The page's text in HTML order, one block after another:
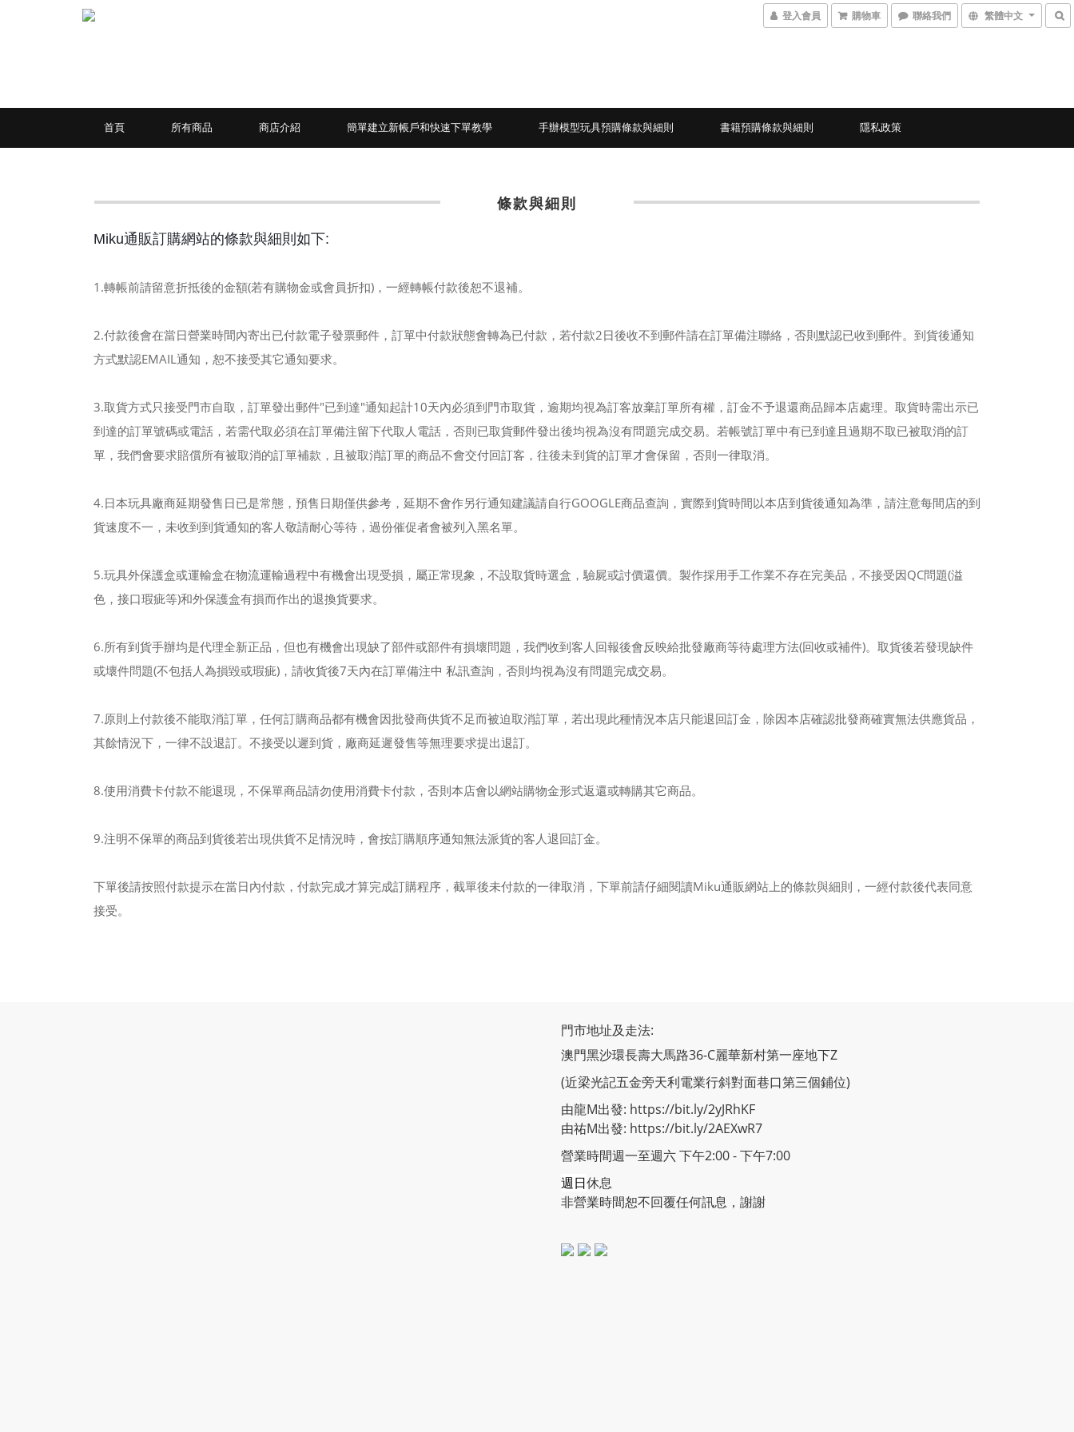
登入會員 購物車 聯絡我們 繁體中文
首頁 所有商品 商店介紹 簡單建立新帳戶和快速下單教學 手辦模型玩具預購條款與細則 書籍預購條款與細則 隱私政策
條款與細則
Miku通販訂購網站的條款與細則如下:
1.轉帳前請留意折抵後的金額(若有購物金或會員折扣)，一經轉帳付款後恕不退補。
2.付款後會在當日營業時間內寄出已付款電子發票郵件，訂單中付款狀態會轉為已付款，若付款2日後收不到郵件請在訂單備注聯絡，否則默認已收到郵件。到貨後通知
方式默認EMAIL通知，恕不接受其它通知要求。
3.取貨方式只接受門市自取，訂單發出郵件"已到達"通知起計10天內必須到門市取貨，逾期均視為訂客放棄訂單所有權，訂金不予退還商品歸本店處理。取貨時需出示已
到達的訂單號碼或電話，若需代取必須在訂單備注留下代取人電話，否則已取貨郵件發出後均視為沒有問題完成交易。若帳號訂單中有已到達且過期不取已被取消的訂
單，我們會要求賠償所有被取消的訂單補款，且被取消訂單的商品不會交付回訂客，往後未到貨的訂單才會保留，否則一律取消。
4.日本玩具廠商延期發售日已是常態，預售日期僅供參考，延期不會作另行通知建議請自行GOOGLE商品查詢，實際到貨時間以本店到貨後通知為準，請注意每間店的到
貨速度不一，未收到到貨通知的客人敬請耐心等待，過份催促者會被列入黑名單。
5.玩具外保護盒或運輸盒在物流運輸過程中有機會出現受損，屬正常現象，不設取貨時選盒，驗屍或討價還價。製作採用手工作業不存在完美品，不接受因QC問題(溢
色，接口瑕疵等)和外保護盒有損而作出的退換貨要求。
6.所有到貨手辦均是代理全新正品，但也有機會出現缺了部件或部件有損壞問題，我們收到客人回報後會反映給批發廠商等待處理方法(回收或補件)。取貨後若發現缺件
或壞件問題(不包括人為損毀或瑕疵)，請收貨後7天內在訂單備注中 私訊查詢，否則均視為沒有問題完成交易。
7.原則上付款後不能取消訂單，任何訂購商品都有機會因批發商供貨不足而被迫取消訂單，若出現此種情況本店只能退回訂金，除因本店確認批發商確實無法供應貨品，
其餘情況下，一律不設退訂。不接受以遲到貨，廠商延遲發售等無理要求提出退訂。
8.使用消費卡付款不能退現，不保單商品請勿使用消費卡付款，否則本店會以網站購物金形式返還或轉購其它商品。
9.注明不保單的商品到貨後若出現供貨不足情況時，會按訂購順序通知無法派貨的客人退回訂金。
下單後請按照付款提示在當日內付款，付款完成才算完成訂購程序，截單後未付款的一律取消，下單前請仔細閱讀Miku通販網站上的條款與細則，一經付款後代表同意
接受。
門市地址及走法:
澳門黑沙環長壽大馬路36-C麗華新村第一座地下Z
(近梁光記五金旁天利電業行斜對面巷口第三個鋪位)
由龍M出發: https://bit.ly/2yJRhKF
由祐M出發: https://bit.ly/2AEXwR7
營業時間週一至週六 下午2:00 - 下午7:00
週日休息
非營業時間恕不回覆任何訊息，謝謝